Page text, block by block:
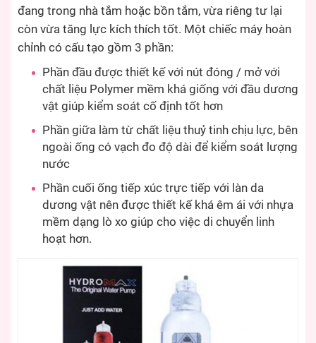
đang trong nhà tắm hoặc bồn tắm, vừa riêng tư lại
còn vừa tăng lực kích thích tốt. Một chiếc máy hoàn
chỉnh có cấu tạo gồm 3 phần:
Phần đầu được thiết kế với nút đóng / mở với
chất liệu Polymer mềm khá giống với đầu dương
vật giúp kiểm soát cố định tốt hơn
Phần giữa làm từ chất liệu thuỷ tinh chịu lực, bên
ngoài ống có vạch đo độ dài để kiểm soát lượng
nước
Phần cuối ống tiếp xúc trực tiếp với làn da
dương vật nên được thiết kế khá êm ái với nhựa
mềm dạng lò xo giúp cho việc di chuyển linh
hoạt hơn.